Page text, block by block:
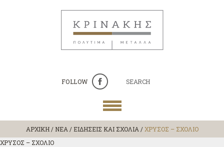
FOLLOW SEARCH
ΑΡΧΙΚΗ/ ΝΕΑ / ΕΙΔΗΣΕΙΣ ΚΑΙ ΣΧΟΛΙΑ /ΧΡΥΣΟΣ – ΣΧΟΛΙΟ
ΧΡΥΣΟΣ – ΣΧΟΛΙΟ